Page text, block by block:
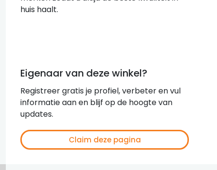
huis haalt.
Eigenaar van deze winkel?
Registreer gratis je profiel, verbeter en vul
informatie aan en blijf op de hoogte van
updates.
Claim deze pagina